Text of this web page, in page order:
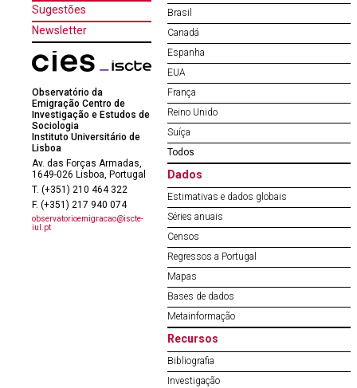
Sugestões
Newsletter
Observatório da
Emigração Centro de
Investigação e Estudos de
Sociologia
Instituto Universitário de
Lisboa
Av. das Forças Armadas,
1649-026 Lisboa, Portugal
T. (+351) 210 464 322
F. (+351) 217 940 074
observatorioemigracao@iscte-
iul.pt
Brasil
Canadá
Espanha
EUA
França
Reino Unido
Suíça
Todos
Dados
Estimativas e dados globais
Séries anuais
Censos
Regressos a Portugal
Mapas
Bases de dados
Metainformação
Recursos
Bibliografia
Investigação